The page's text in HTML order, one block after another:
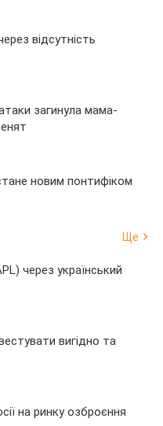
відсутність
загинула мама-
новим понтифіком
Ще
через український
вигідно та
на ринку озброєння